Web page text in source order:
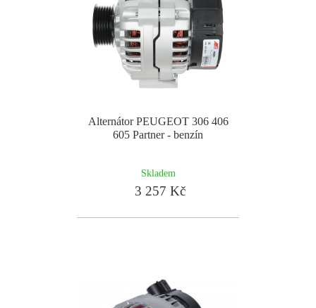
Alternátor PEUGEOT 306 406
605 Partner - benzín
Skladem
3 257 Kč